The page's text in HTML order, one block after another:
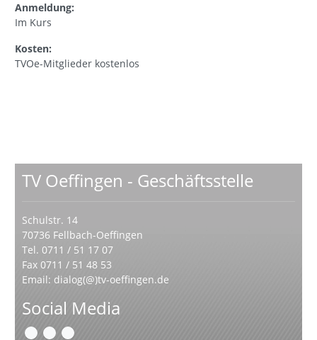
Anmeldung:
Im Kurs
Kosten:
TVOe-Mitglieder kostenlos
TV Oeffingen - Geschäftsstelle
Schulstr. 14
70736 Fellbach-Oeffingen
Tel. 0711 / 51 17 07
Fax 0711 / 51 48 53
Email: dialog(@)tv-oeffingen.de
Social Media